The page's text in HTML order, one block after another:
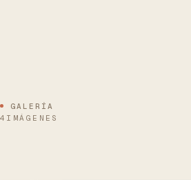
GALERÍA
4IMÁGENES